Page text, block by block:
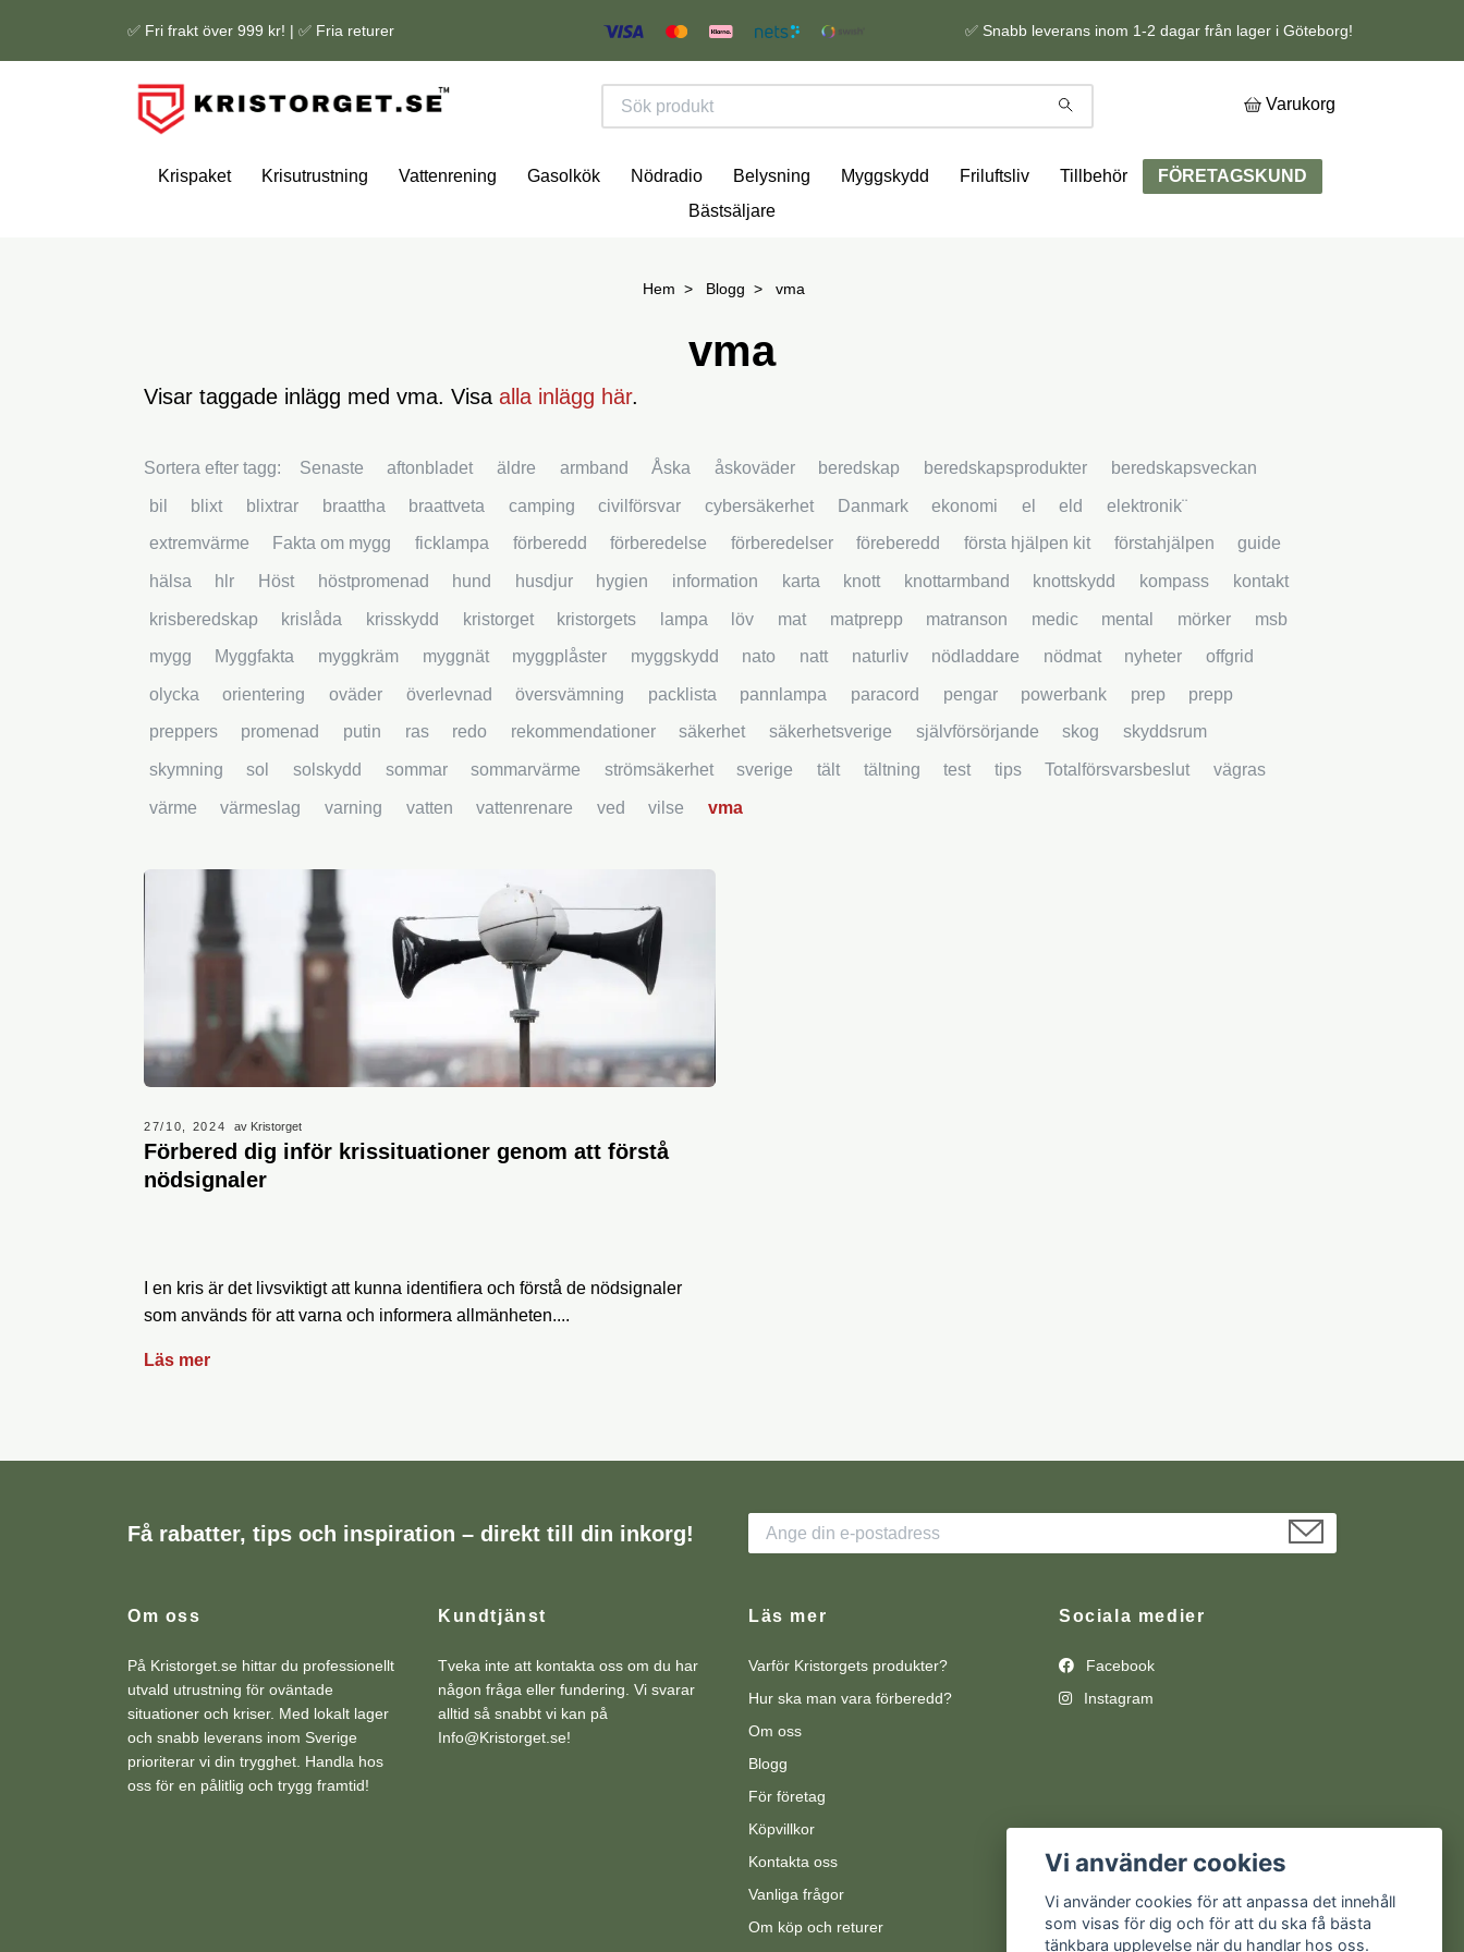
✅ Fri frakt över 999 kr! | ✅ Fria returer ✅ Snabb leverans inom 1-2 dagar från lager i Göteborg!
Varukorg
Krispaket Krisutrustning Vattenrening Gasolkök Nödradio Belysning Myggskydd Friluftsliv Tillbehör
FÖRETAGSKUND
Bästsäljare
Hem Blogg vma
vma
Visar taggade inlägg med vma. Visa alla inlägg här.
Sortera efter tagg: Senaste aftonbladet äldre armband Åska åskoväder beredskap beredskapsprodukter beredskapsveckan
bil blixt blixtrar braattha braattveta camping civilförsvar cybersäkerhet Danmark ekonomi el eld elektronik¨
extremvärme Fakta om mygg ficklampa förberedd förberedelse förberedelser föreberedd första hjälpen kit förstahjälpen guide
hälsa hlr Höst höstpromenad hund husdjur hygien information karta knott knottarmband knottskydd kompass kontakt
krisberedskap krislåda krisskydd kristorget kristorgets lampa löv mat matprepp matranson medic mental mörker msb
mygg Myggfakta myggkräm myggnät myggplåster myggskydd nato natt naturliv nödladdare nödmat nyheter offgrid
olycka orientering oväder överlevnad översvämning packlista pannlampa paracord pengar powerbank prep prepp
preppers promenad putin ras redo rekommendationer säkerhet säkerhetsverige självförsörjande skog skyddsrum
skymning sol solskydd sommar sommarvärme strömsäkerhet sverige tält tältning test tips Totalförsvarsbeslut vägras
värme värmeslag varning vatten vattenrenare ved vilse vma
27/10, 2024 av Kristorget
Förbered dig inför krissituationer genom att förstå
nödsignaler
I en kris är det livsviktigt att kunna identifiera och förstå de nödsignaler
som används för att varna och informera allmänheten....
Läs mer
Få rabatter, tips och inspiration – direkt till din inkorg!
Om oss
På Kristorget.se hittar du professionellt
utvald utrustning för oväntade
situationer och kriser. Med lokalt lager
och snabb leverans inom Sverige
prioriterar vi din trygghet. Handla hos
oss för en pålitlig och trygg framtid!
Kundtjänst
Tveka inte att kontakta oss om du har
någon fråga eller fundering. Vi svarar
alltid så snabbt vi kan på
Info@Kristorget.se!
Läs mer
Varför Kristorgets produkter?
Hur ska man vara förberedd?
Om oss
Blogg
För företag
Köpvillkor
Kontakta oss
Vanliga frågor
Om köp och returer
Sociala medier
Facebook
Instagram
Vi använder cookies
Vi använder cookies för att anpassa det innehåll
som visas för dig och för att du ska få bästa
tänkbara upplevelse när du handlar hos oss.